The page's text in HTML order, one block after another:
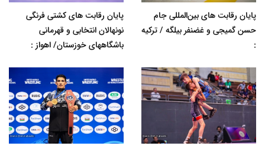
پایان رقابت های بین‌المللی جام
حسن گمیجی و غضنفر بیلگه / ترکیه
:
پایان رقابت های کشتی فرنگی
نونهالان انتخابی و قهرمانی
باشگاههای خوزستان/ اهواز :